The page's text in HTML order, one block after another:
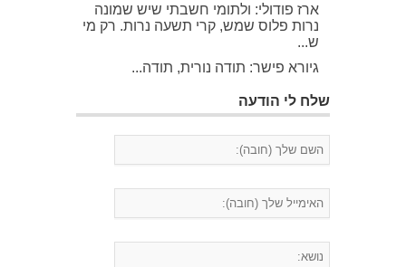
ארז פודולי: ולתומי חשבתי שיש שמונה
נרות פלוס שמש, קרי תשעה נרות. רק מי
ש...
גיורא פישר: תודה נורית, תודה...
שלח לי הודעה